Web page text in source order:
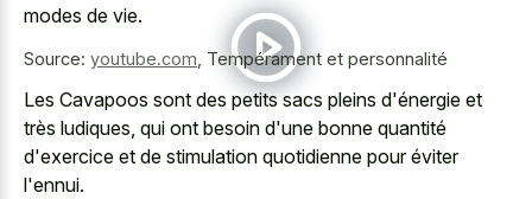
modes de vie.
Source: youtube.com Tempérament et personnalité
Les Cavapoos sont des petits sacs pleins d'énergie et
très ludiques, qui ont besoin d'une bonne quantité
d'exercice et de stimulation quotidienne pour éviter
l'ennui.